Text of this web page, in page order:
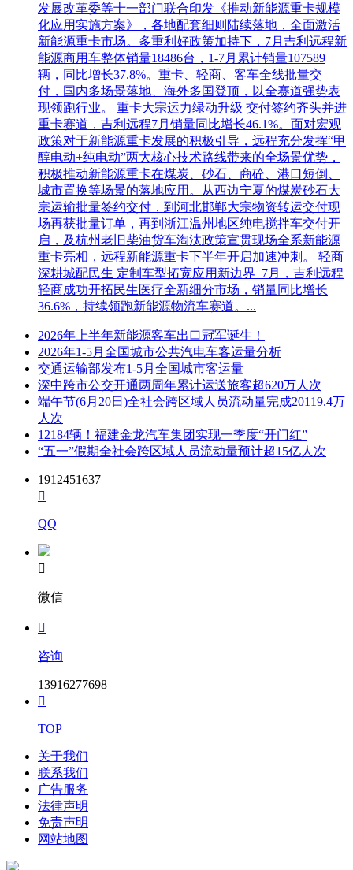
发展改革委等十一部门联合印发《推动新能源重卡规模
化应用实施方案》，各地配套细则陆续落地，全面激活
新能源重卡市场。多重利好政策加持下，7月吉利远程新
能源商用车整体销量18486台，1-7月累计销量107589
辆，同比增长37.8%。重卡、轻商、客车全线批量交
付，国内多场景落地、海外多国登顶，以全赛道强势表
现领跑行业。 重卡大宗运力绿动升级 交付签约齐头并进
重卡赛道，吉利远程7月销量同比增长46.1%。面对宏观
政策对于新能源重卡发展的积极引导，远程充分发挥“甲
醇电动+纯电动”两大核心技术路线带来的全场景优势，
积极推动新能源重卡在煤炭、砂石、商砼、港口短倒、
城市置换等场景的落地应用。从西边宁夏的煤炭砂石大
宗运输批量签约交付，到河北邯郸大宗物资转运交付现
场再获批量订单，再到浙江温州地区纯电搅拌车交付开
启，及杭州老旧柴油货车淘汰政策宣贯现场全系新能源
重卡亮相，远程新能源重卡下半年开启加速冲刺。 轻商
深耕城配民生 定制车型拓宽应用新边界 7月，吉利远程
轻商成功开拓民生医疗全新细分市场，销量同比增长
36.6%，持续领跑新能源物流车赛道。...
2026年上半年新能源客车出口冠军诞生！
2026年1-5月全国城市公共汽电车客运量分析
交通运输部发布1-5月全国城市客运量
深中跨市公交开通两周年累计运送旅客超620万人次
端午节(6月20日)全社会跨区域人员流动量完成20119.4万
人次
12184辆！福建金龙汽车集团实现一季度“开门红”
“五一”假期全社会跨区域人员流动量预计超15亿人次
1912451637

QQ

微信

咨询
13916277698

TOP
关于我们
联系我们
广告服务
法律声明
免责声明
网站地图